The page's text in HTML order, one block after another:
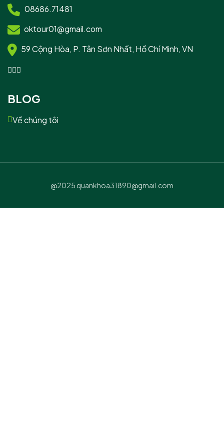
08686.71481
oktour01@gmail.com
59 Cộng Hòa, P. Tân Sơn Nhất, Hồ Chí Minh, VN
BLOG
Về chúng tôi
@2025 quankhoa31890@gmail.com